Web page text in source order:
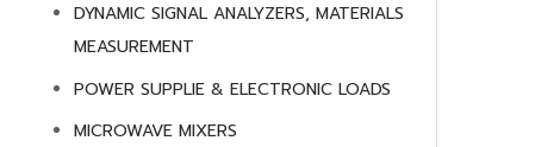
DYNAMIC SIGNAL ANALYZERS, MATERIALS
MEASUREMENT
POWER SUPPLIE & ELECTRONIC LOADS
MICROWAVE MIXERS